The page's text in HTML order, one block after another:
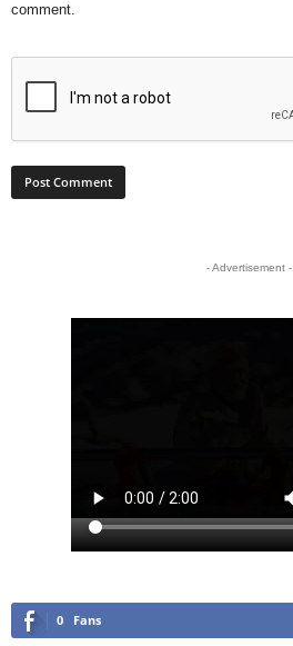
comment.
- Advertisement -
0 Fans